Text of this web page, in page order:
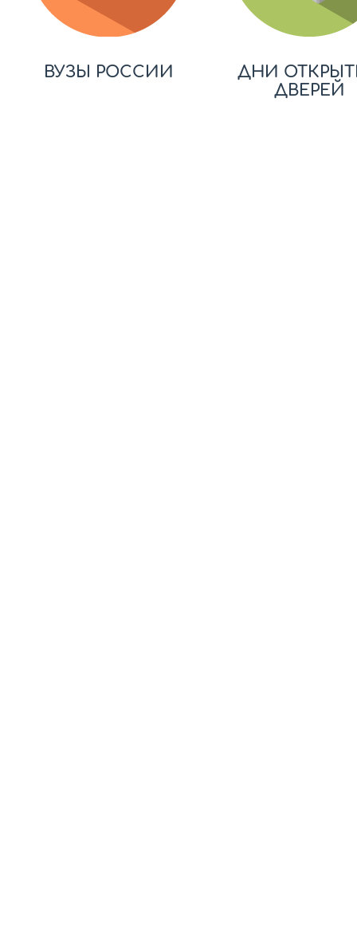
ВУЗЫ РОССИИ
ДНИ
ДВЕРЕЙ